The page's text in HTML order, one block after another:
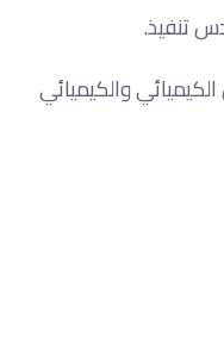
تنفيذ.
والكيميائي